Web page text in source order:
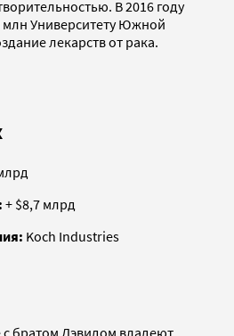
В 2016 году
Университету Южной
лекарств от рака.
+ $8,7 млрд
Koch Industries